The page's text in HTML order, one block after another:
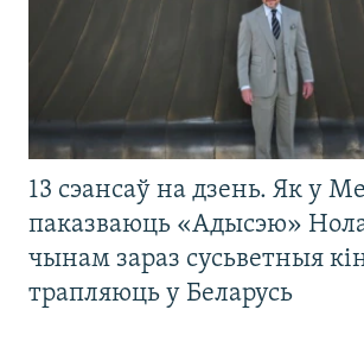
13 сэансаў на дзень. Як у
паказваюць «Адысэю»
чынам зараз сусьветныя
трапляюць у Беларусь